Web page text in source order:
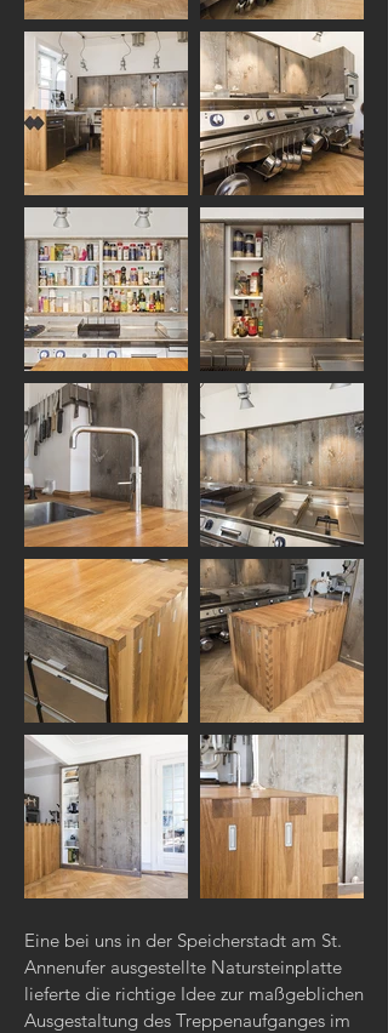
Eine bei uns in der Speicherstadt am St.
Annenufer ausgestellte Natursteinplatte
lieferte die richtige Idee zur maßgeblichen
Ausgestaltung des Treppenaufganges im